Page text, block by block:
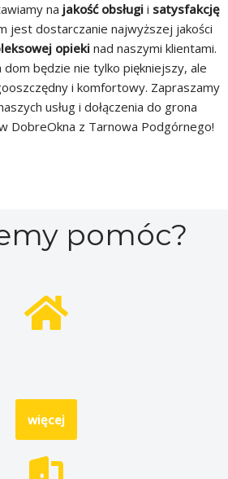
na jakość obsługi i satysfakcję
jest dostarczanie najwyższej jakości
opieki nad naszymi klientami.
dom będzie nie tylko piękniejszy, ale
i komfortowy. Zapraszamy
usług i dołączenia do grona
DobreOkna z Tarnowa Podgórnego!
pomóc?
więcej